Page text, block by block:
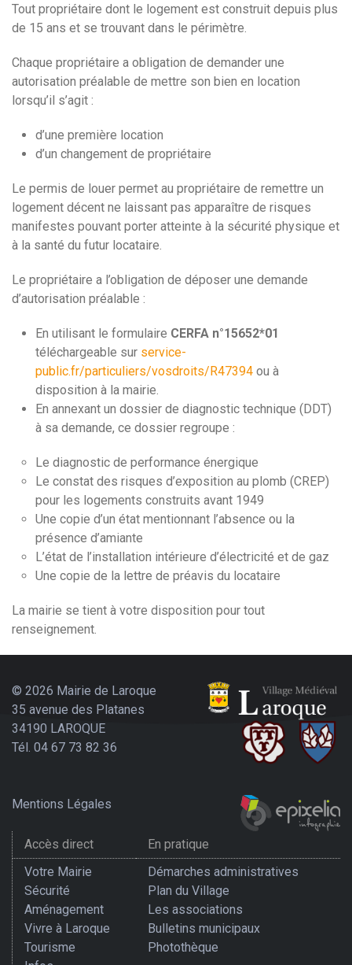
Tout propriétaire dont le logement est construit depuis plus
de 15 ans et se trouvant dans le périmètre.
Chaque propriétaire a obligation de demander une
autorisation préalable de mettre son bien en location
lorsqu’il s’agit :
d’une première location
d’un changement de propriétaire
Le permis de louer permet au propriétaire de remettre un
logement décent ne laissant pas apparaître de risques
manifestes pouvant porter atteinte à la sécurité physique et
à la santé du futur locataire.
Le propriétaire a l’obligation de déposer une demande
d’autorisation préalable :
En utilisant le formulaire CERFA n°15652*01
téléchargeable sur service-
public.fr/particuliers/vosdroits/R47394 ou à
disposition à la mairie.
En annexant un dossier de diagnostic technique (DDT)
à sa demande, ce dossier regroupe :
Le diagnostic de performance énergique
Le constat des risques d’exposition au plomb (CREP)
pour les logements construits avant 1949
Une copie d’un état mentionnant l’absence ou la
présence d’amiante
L’état de l’installation intérieure d’électricité et de gaz
Une copie de la lettre de préavis du locataire
La mairie se tient à votre disposition pour tout
renseignement.
© 2026 Mairie de Laroque
35 avenue des Platanes
34190 LAROQUE
Tél. 04 67 73 82 36
Mentions Légales
Accès direct
En pratique
Votre Mairie
Sécurité
Aménagement
Vivre à Laroque
Tourisme
Démarches administratives
Plan du Village
Les associations
Bulletins municipaux
Photothèque